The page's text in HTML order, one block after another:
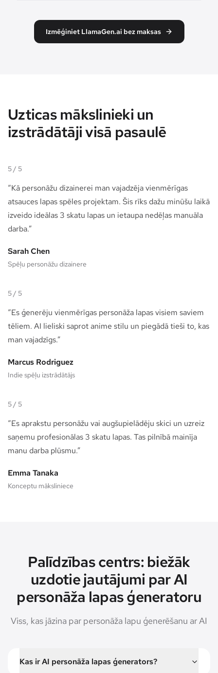
Izmēģiniet LlamaGen.ai bez maksas
Uzticas mākslinieki un
izstrādātāji visā pasaulē
5 / 5
“Kā personāžu dizainerei man vajadzēja vienmērīgas
atsauces lapas spēles projektam. Šis rīks dažu minūšu laikā
izveido ideālas 3 skatu lapas un ietaupa nedēļas manuāla
darba.”
Sarah Chen
Spēļu personāžu dizainere
5 / 5
“Es ģenerēju vienmērīgas personāža lapas visiem saviem
tēliem. AI lieliski saprot anime stilu un piegādā tieši to, kas
man vajadzīgs.”
Marcus Rodriguez
Indie spēļu izstrādātājs
5 / 5
“Es aprakstu personāžu vai augšupielādēju skici un uzreiz
saņemu profesionālas 3 skatu lapas. Tas pilnībā mainīja
manu darba plūsmu.”
Emma Tanaka
Konceptu māksliniece
Palīdzības centrs: biežāk
uzdotie jautājumi par AI
personāža lapas ģeneratoru
Viss, kas jāzina par personāža lapu ģenerēšanu ar AI
Kas ir AI personāža lapas ģenerators?